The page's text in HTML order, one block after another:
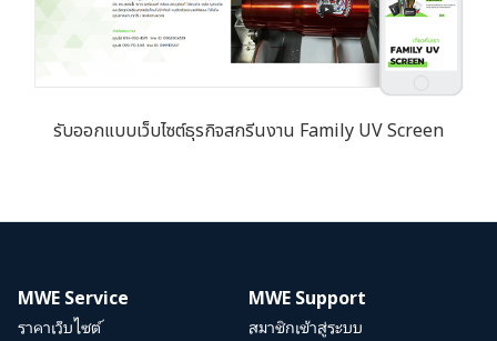
รับออกแบบเว็บไซต์ธุรกิจสกรีนงาน Family UV Screen
MWE Service
ราคาเว็บไซต์
MWE Support
สมาชิกเข้าสู่ระบบ